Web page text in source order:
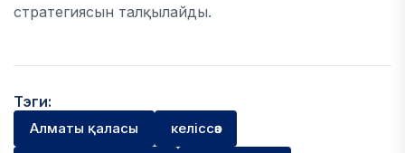
стратегиясын талқылайды.
Тэги:
Алматы қаласы келіссөз